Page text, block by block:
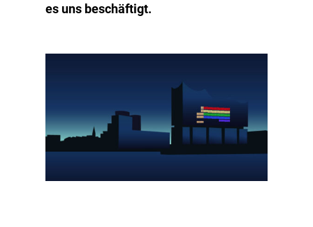
es uns beschäftigt.